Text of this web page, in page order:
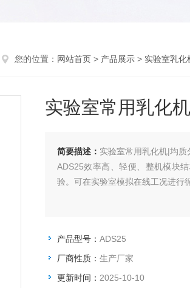
您的位置： 网站首页 > 产品展示 > 实验室乳化
实验室常用乳化
简要描述： 实验室常用乳化机|均质
ADS25效率高、轻便、整机模块
验。可在实验室模拟在线工况进行
产品型号： ADS25
厂商性质： 生产厂家
更新时间： 2025-10-10